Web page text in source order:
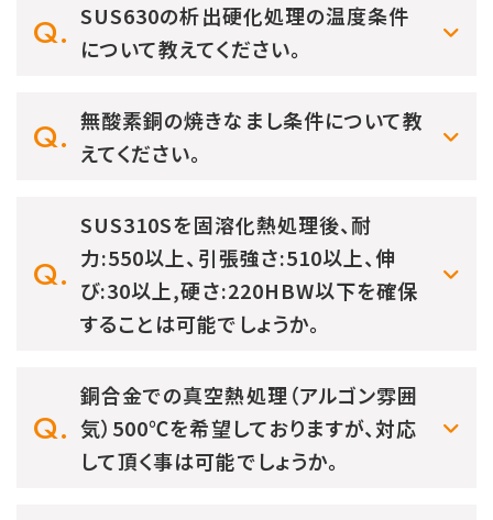
SUS630の析出硬化処理の温度条件
について教えてください。
無酸素銅の焼きなまし条件について教
えてください。
SUS310Sを固溶化熱処理後、耐
力:550以上、引張強さ:510以上、伸
び:30以上,硬さ:220HBW以下を確保
することは可能でしょうか。
銅合金での真空熱処理（アルゴン雰囲
気）500℃を希望しておりますが、対応
して頂く事は可能でしょうか。